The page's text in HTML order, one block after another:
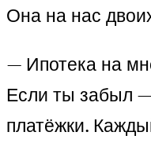
Она на нас
— Ипотека на
Если ты забыл —
платёжки.